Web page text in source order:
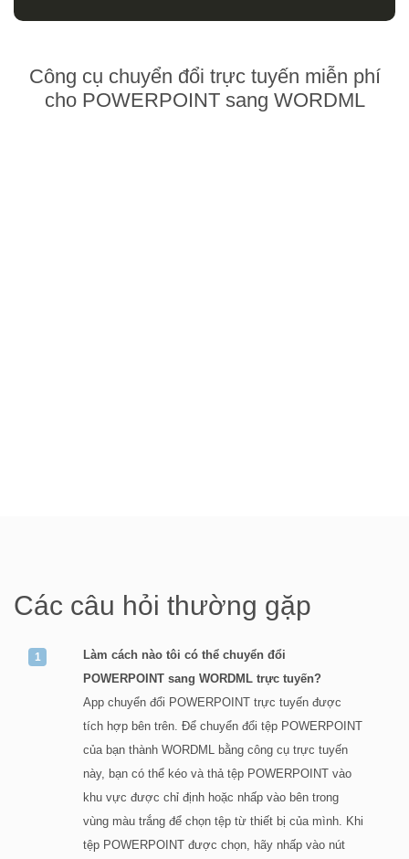
Công cụ chuyển đổi trực tuyến miễn phí
cho POWERPOINT sang WORDML
Các câu hỏi thường gặp
Làm cách nào tôi có thể chuyển đổi
POWERPOINT sang WORDML trực tuyến?
App chuyển đổi POWERPOINT trực tuyến được
tích hợp bên trên. Để chuyển đổi tệp POWERPOINT
của bạn thành WORDML bằng công cụ trực tuyến
này, bạn có thể kéo và thả tệp POWERPOINT vào
khu vực được chỉ định hoặc nhấp vào bên trong
vùng màu trắng để chọn tệp từ thiết bị của mình. Khi
tệp POWERPOINT được chọn, hãy nhấp vào nút